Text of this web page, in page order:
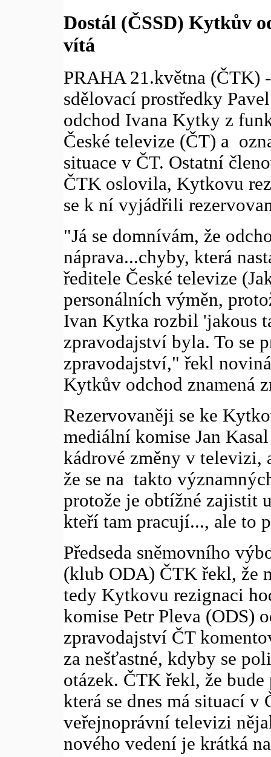
Dostál (ČSSD) Kytkův
vítá
PRAHA 21.května (ČTK)
sdělovací prostředky
odchod Ivana Kytky z
České televize (ČT) a
situace v ČT. Ostatní
ČTK oslovila, Kytkovu
se k ní vyjádřili
"Já se domnívám, že
náprava...chyby, která
ředitele České televize
personálních výměn,
Ivan Kytka rozbil 'jakous
zpravodajství byla. To se
zpravodajství," řekl
Kytkův odchod znamená
Rezervovaněji se ke
mediální komise Jan
kádrové změny v televizi,
že se na takto
protože je obtížné zajistit
kteří tam pracují..., ale to
Předseda sněmovního
(klub ODA) ČTK řekl, že
tedy Kytkovu rezignaci
komise Petr Pleva (ODS)
zpravodajství ČT
za nešťastné, kdyby se
otázek. ČTK řekl, že
která se dnes má situací
veřejnoprávní televizi
nového vedení je krátká